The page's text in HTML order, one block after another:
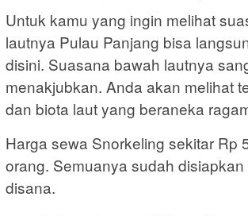
Untuk kamu yang ingin melihat
lautnya Pulau Panjang bisa
disini. Suasana bawah lautnya
menakjubkan. Anda akan melihat
dan biota laut yang beraneka
Harga sewa Snorkeling sekitar Rp
orang. Semuanya sudah
disana.